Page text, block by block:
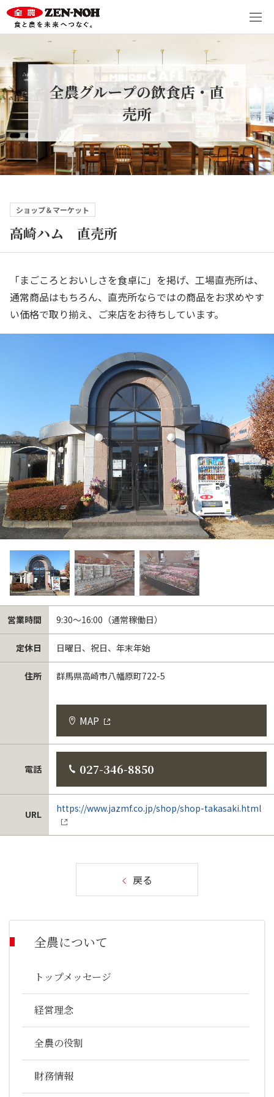
全農グループの飲食店・直
売所
ショップ＆マーケット
高崎ハム 直売所
「まごころとおいしさを食卓に」を掲げ、工場直売所は、
通常商品はもちろん、直売所ならではの商品をお求めやす
い価格で取り揃え、ご来店をお待ちしています。
営業時間 9:30～16:00（通常稼働日）
定休日 日曜日、祝日、年末年始
住所 群馬県高崎市八幡原町722-5
MAP
電話 027-346-8850
URL https://www.jazmf.co.jp/shop/shop-takasaki.html
戻る
全農について
トップメッセージ
経営理念
全農の役割
財務情報